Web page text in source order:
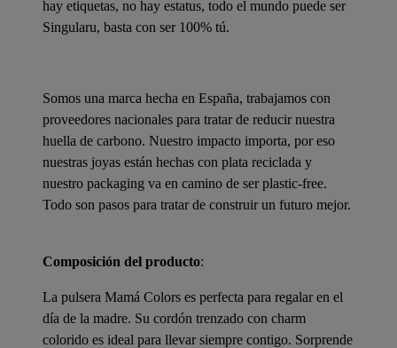
hay etiquetas, no hay estatus, todo el mundo puede ser
Singularu, basta con ser 100% tú.
Somos una marca hecha en España, trabajamos con
proveedores nacionales para tratar de reducir nuestra
huella de carbono. Nuestro impacto importa, por eso
nuestras joyas están hechas con plata reciclada y
nuestro packaging va en camino de ser plastic-free.
Todo son pasos para tratar de construir un futuro mejor.
Composición del producto:
La pulsera Mamá Colors es perfecta para regalar en el
día de la madre. Su cordón trenzado con charm
colorido es ideal para llevar siempre contigo. Sorprende